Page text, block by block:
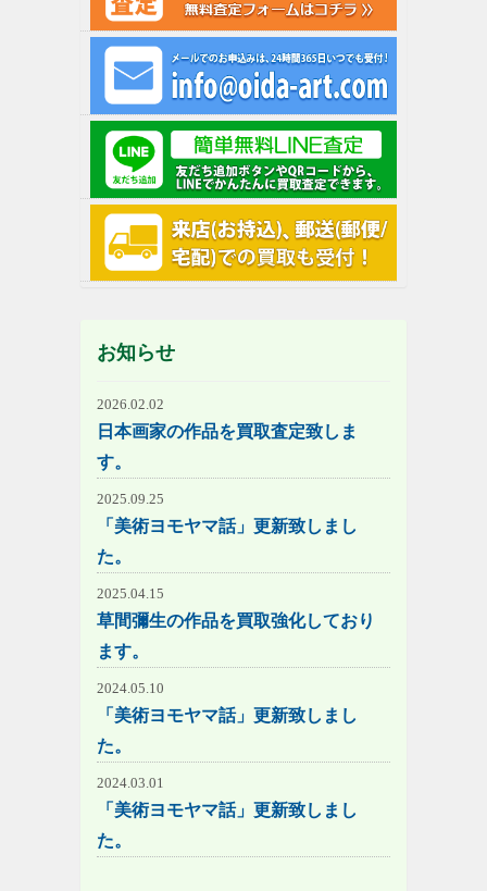
お知らせ
2026.02.02
日本画家の作品を買取査定致しま
す。
2025.09.25
「美術ヨモヤマ話」更新致しまし
た。
2025.04.15
草間彌生の作品を買取強化しており
ます。
2024.05.10
「美術ヨモヤマ話」更新致しまし
た。
2024.03.01
「美術ヨモヤマ話」更新致しまし
た。